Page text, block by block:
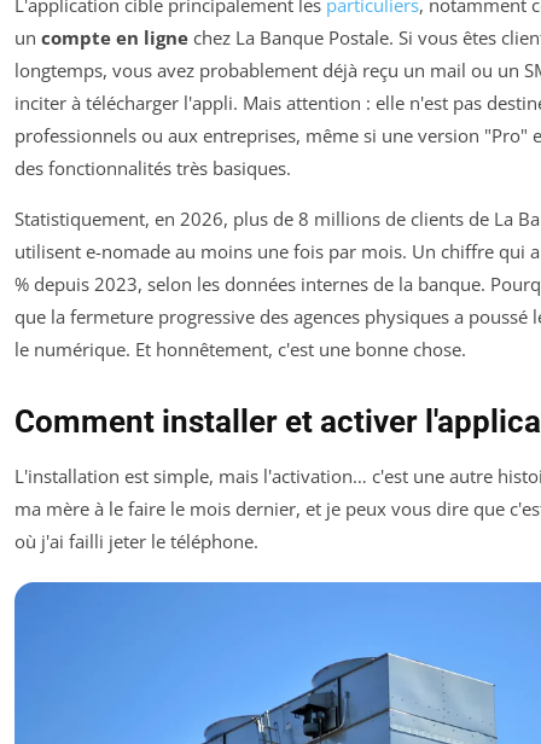
L'application cible principalement les particuliers, notamment
un compte en ligne chez La Banque Postale. Si vous êtes
longtemps, vous avez probablement déjà reçu un mail ou un
inciter à télécharger l'appli. Mais attention : elle n'est pas
professionnels ou aux entreprises, même si une version "Pro"
des fonctionnalités très basiques.
Statistiquement, en 2026, plus de 8 millions de clients de La
utilisent e-nomade au moins une fois par mois. Un chiffre qui
% depuis 2023, selon les données internes de la banque.
que la fermeture progressive des agences physiques a poussé
le numérique. Et honnêtement, c'est une bonne chose.
Comment installer et activer
L'installation est simple, mais l'activation… c'est une autre
ma mère à le faire le mois dernier, et je peux vous dire que
où j'ai failli jeter le téléphone.